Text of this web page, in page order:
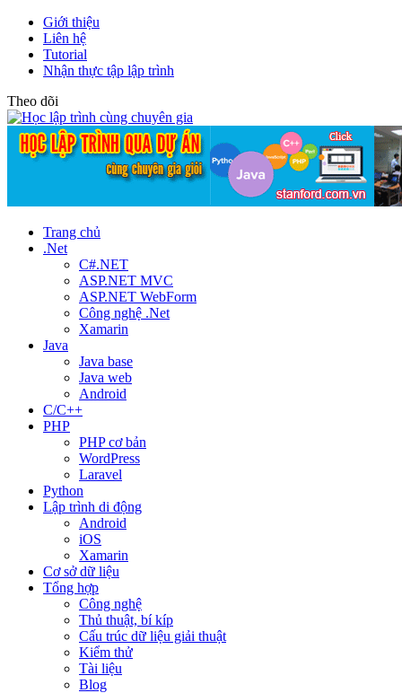
Giới thiệu
Liên hệ
Tutorial
Nhận thực tập lập trình
Theo dõi
Trang chủ
.Net
C#.NET
ASP.NET MVC
ASP.NET WebForm
Công nghệ .Net
Xamarin
Java
Java base
Java web
Android
C/C++
PHP
PHP cơ bản
WordPress
Laravel
Python
Lập trình di động
Android
iOS
Xamarin
Cơ sở dữ liệu
Tổng hợp
Công nghệ
Thủ thuật, bí kíp
Cấu trúc dữ liệu giải thuật
Kiểm thử
Tài liệu
Blog